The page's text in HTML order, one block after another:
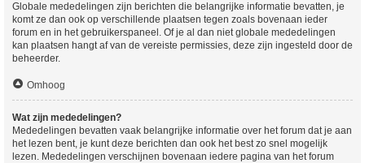
Globale mededelingen zijn berichten die belangrijke informatie bevatten, je
komt ze dan ook op verschillende plaatsen tegen zoals bovenaan ieder
forum en in het gebruikerspaneel. Of je al dan niet globale mededelingen
kan plaatsen hangt af van de vereiste permissies, deze zijn ingesteld door de
beheerder.
Omhoog
Wat zijn mededelingen?
Mededelingen bevatten vaak belangrijke informatie over het forum dat je aan
het lezen bent, je kunt deze berichten dan ook het best zo snel mogelijk
lezen. Mededelingen verschijnen bovenaan iedere pagina van het forum